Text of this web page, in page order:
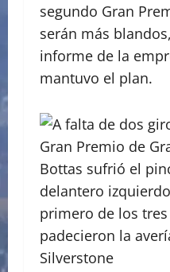
segundo Gran
serán más
informe de la
mantuvo el plan.